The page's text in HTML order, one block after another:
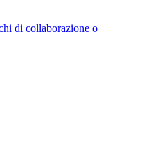
di collaborazione o